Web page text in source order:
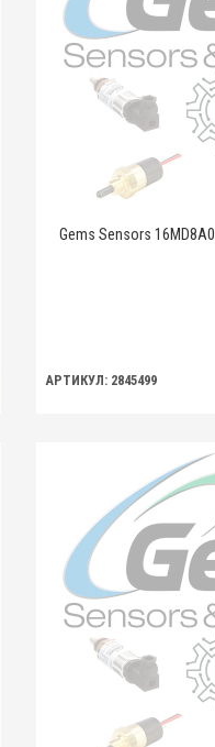
Gems Sensors 16MD8A0
АРТИКУЛ: 2845499